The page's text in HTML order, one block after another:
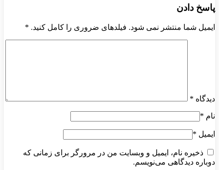
پاسخ دادن
ایمیل شما منتشر نمی شود. فیلدهای ضروری را کامل کنید. *
دیدگاه *
نام *
ایمیل *
ذخیره نام، ایمیل و وبسایت من در مرورگر برای زمانی که
دوباره دیدگاهی می‌نویسم.